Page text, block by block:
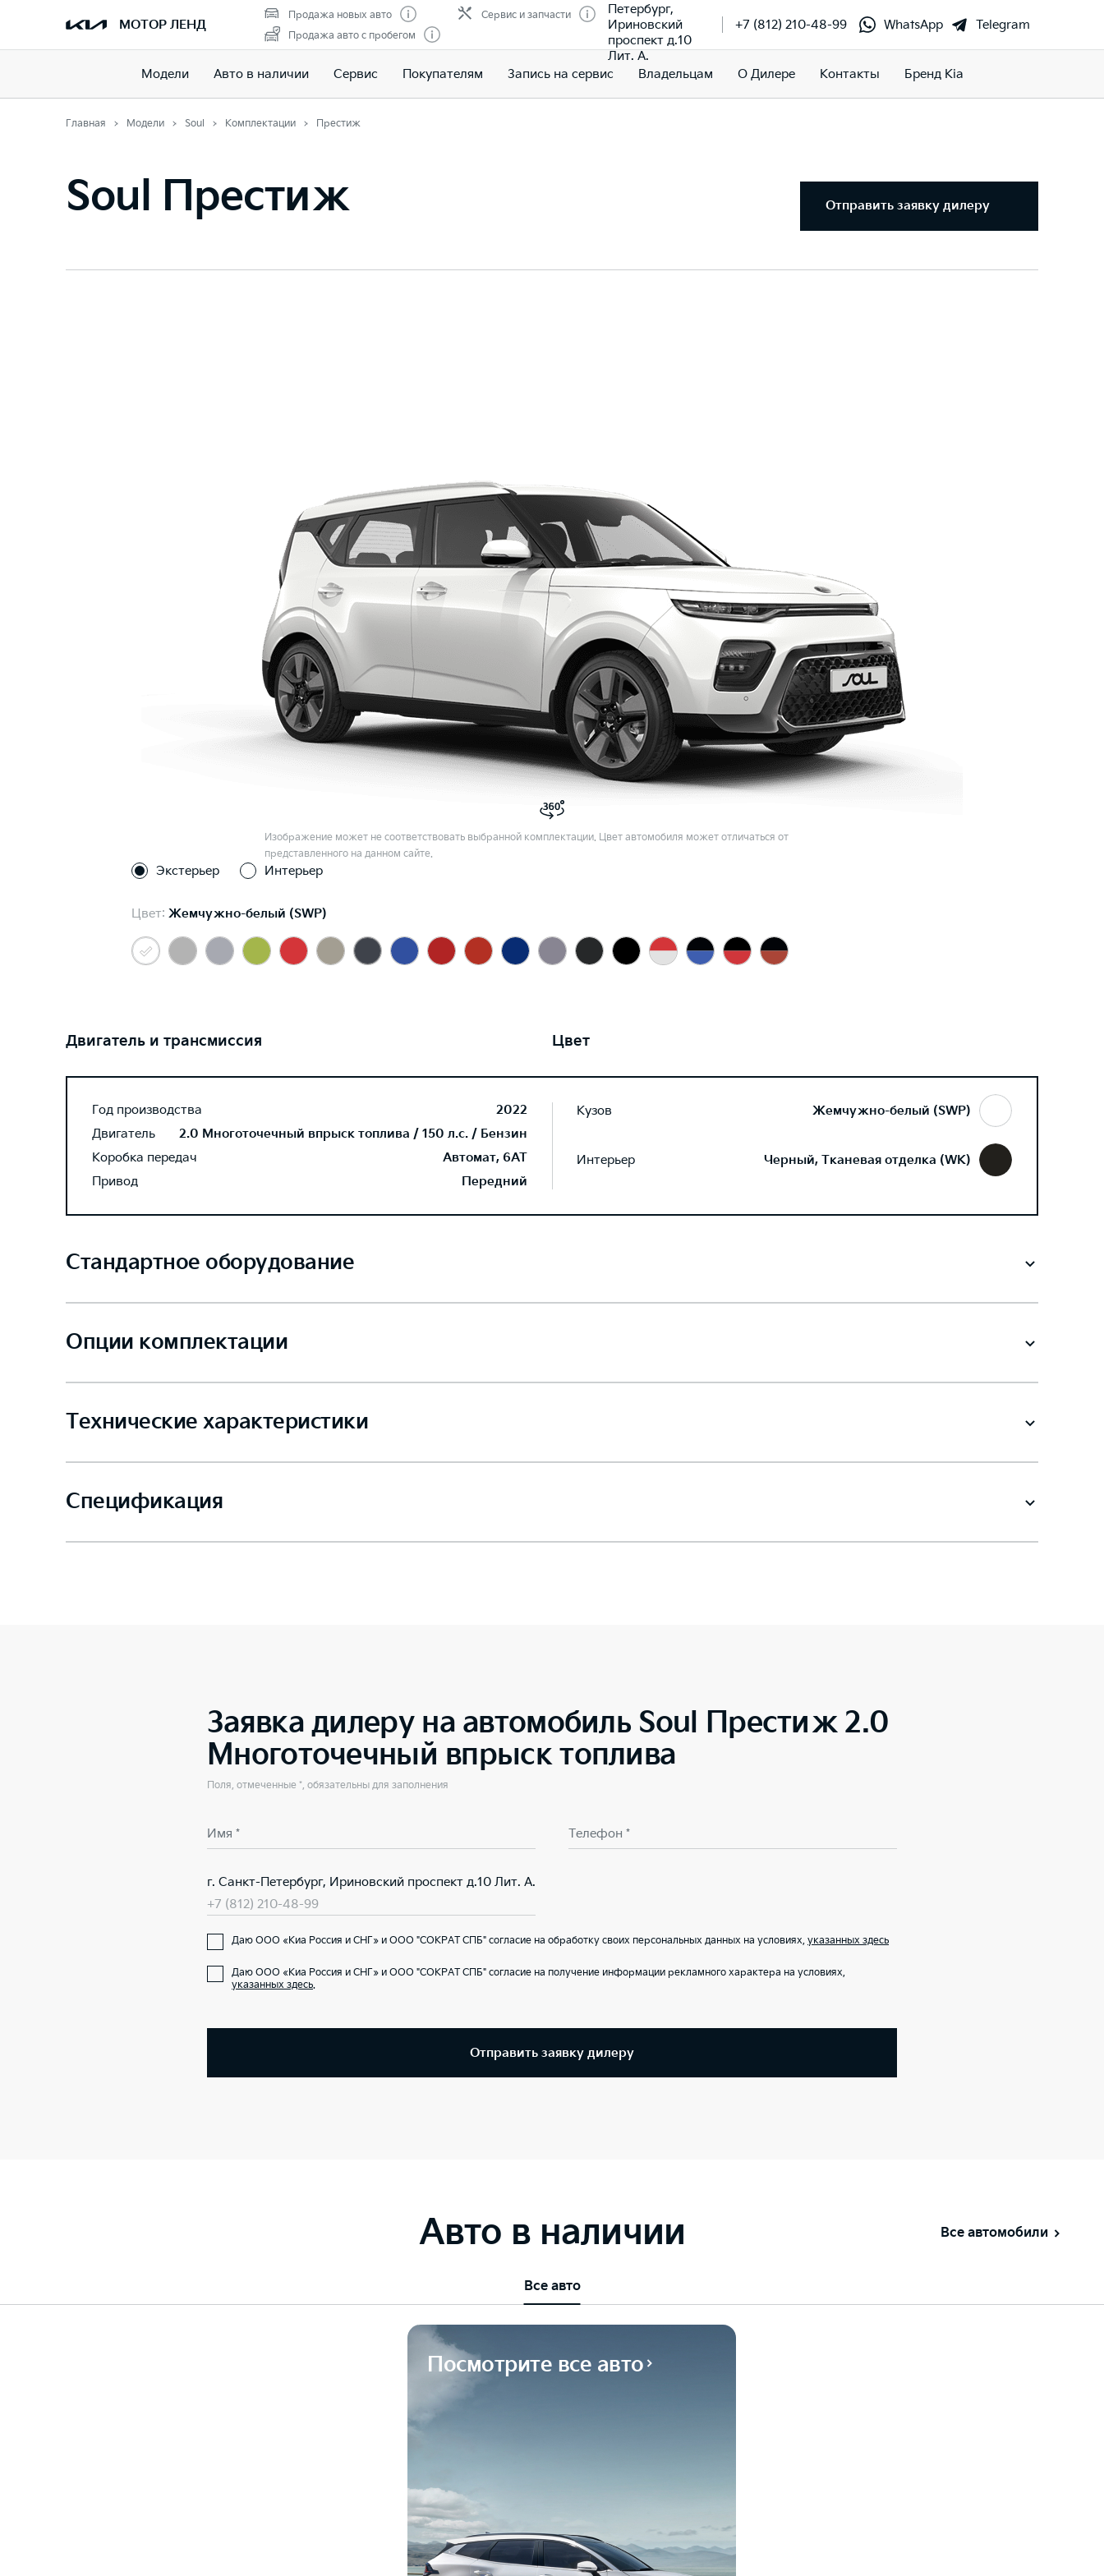
МОТОР ЛЕНД
Продажа новых авто
Продажа авто с пробегом
Сервис и запчасти
Петербург,
Ириновский
проспект д.10
Лит. А.
+7 (812) 210-48-99 WhatsApp Telegram
Модели Авто в наличии Сервис Покупателям Запись на сервис Владельцам О Дилере Контакты Бренд Kia
Главная Модели Soul Комплектации Престиж
Soul Престиж Отправить заявку дилеру
Изображение может не соответствовать выбранной комплектации. Цвет автомобиля может отличаться от
представленного на данном сайте.
Экстерьер Интерьер
Цвет: Жемчужно-белый (SWP)
Двигатель и трансмиссия
Год производства
2022
Двигатель
2.0 Многоточечный впрыск топлива / 150 л.с. / Бензин
Коробка передач
Автомат, 6AT
Привод
Передний
Цвет
Кузов Жемчужно-белый (SWP)
Интерьер Черный, Тканевая отделка (WK)
Стандартное оборудование
Опции комплектации
Технические характеристики
Спецификация
Заявка дилеру на автомобиль Soul Престиж 2.0
Многоточечный впрыск топлива
Поля, отмеченные *, обязательны для заполнения
Имя * Телефон *
г. Санкт-Петербург, Ириновский проспект д.10 Лит. А.
+7 (812) 210-48-99
Даю ООО «Киа Россия и СНГ» и ООО "СОКРАТ СПБ" согласие на обработку своих персональных данных на условиях, указанных здесь
Даю ООО «Киа Россия и СНГ» и ООО "СОКРАТ СПБ" согласие на получение информации рекламного характера на условиях,
указанных здесь.
Отправить заявку дилеру
Авто в наличии Все автомобили
Все авто
Посмотрите все авто